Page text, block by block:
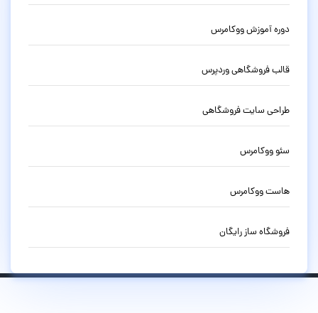
دوره آموزش ووکامرس
قالب فروشگاهی وردپرس
طراحی سایت فروشگاهی
سئو ووکامرس
هاست ووکامرس
فروشگاه ساز رایگان